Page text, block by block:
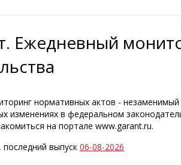
Ежедневный
нормативных актов -
изменениях в федеральном
на портале www.garant.ru.
последний выпуск 06-08-2026